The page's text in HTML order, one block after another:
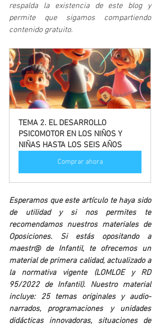
respalda la existencia de este blog y
permite que sigamos compartiendo
contenido gratuito.
TEMA 2. EL DESARROLLO
PSICOMOTOR EN LOS NIÑOS Y
NIÑAS HASTA LOS SEIS AÑOS
Comprar ahora
Esperamos que este artículo te haya sido
de utilidad y si nos permites te
recomendamos nuestros materiales de
Oposiciones. Si estás opositando a
maestr@ de Infantil, te ofrecemos un
material de primera calidad, actualizado a
la normativa vigente (LOMLOE y RD
95/2022 de Infantil). Nuestro material
incluye: 25 temas originales y audio-
narrados, programaciones y unidades
didácticas innovadoras, situaciones de